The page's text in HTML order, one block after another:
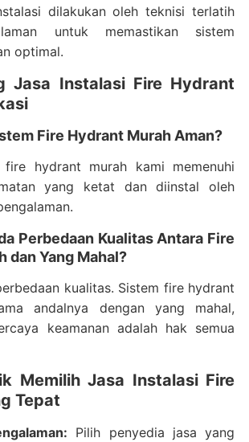
dilakukan oleh teknisi terlatih
untuk memastikan sistem
optimal.
Jasa Instalasi Fire Hydrant
Fire Hydrant Murah Aman?
fire hydrant murah kami memenuhi
yang ketat dan diinstal oleh
Perbedaan Kualitas Antara Fire
dan Yang Mahal?
kualitas. Sistem fire hydrant
andalnya dengan yang mahal,
keamanan adalah hak semua
Memilih Jasa Instalasi Fire
Tepat
Pilih penyedia jasa yang